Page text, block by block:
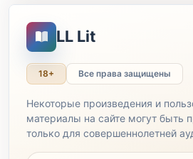
LL Lit
18+ Все права защищены
Некоторые произведения и
материалы на сайте могут быть
только для совершеннолетней